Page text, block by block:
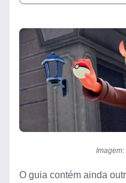
O guia contém ainda